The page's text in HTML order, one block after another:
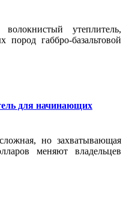
утеплитель,
габбро-базальтовой
для начинающих
но захватывающая
меняют владельцев